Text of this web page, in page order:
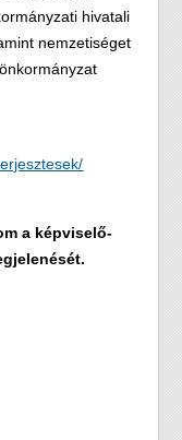
hivatali
nemzetiséget
a képviselő-